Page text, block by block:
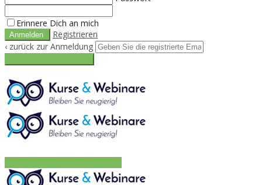
Erinnere Dich an mich
Registrieren
‹ zurück zur Anmeldung